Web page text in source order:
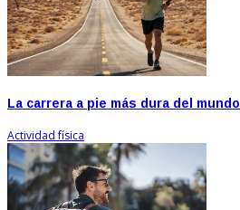
La carrera a pie más dura del mundo
Actividad física